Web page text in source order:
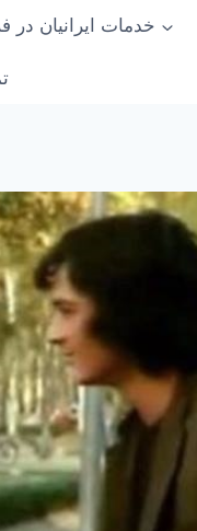
خدمات ایرانیان در